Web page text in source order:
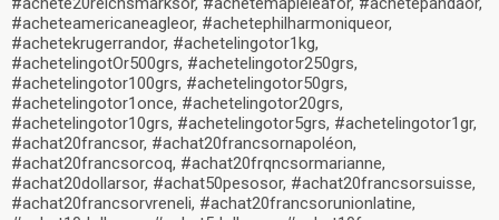
#acheteamericaneagleor, #achetephilharmoniqueor,
#achetekrugerrandor, #achetelingotor1kg,
#achetelingotOr500grs, #achetelingotor250grs,
#achetelingotor100grs, #achetelingotor50grs,
#achetelingotor1once, #achetelingotor20grs,
#achetelingotor10grs, #achetelingotor5grs, #achetelingotor1gr,
#achat20francsor, #achat20francsornapoléon,
#achat20francsorcoq, #achat20frqncsormarianne,
#achat20dollarsor, #achat50pesosor, #achat20francsorsuisse,
#achat20francsorvreneli, #achat20francsorunionlatine,